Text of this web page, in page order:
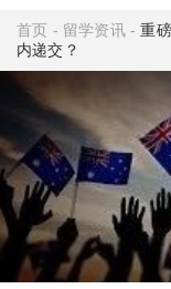
首页 - 留学资讯-重
内递交？